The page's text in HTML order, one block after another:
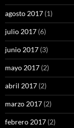
agosto 2017 (1)
julio 2017 (6)
junio 2017 (3)
mayo 2017 (2)
abril 2017 (2)
marzo 2017 (2)
febrero 2017 (2)